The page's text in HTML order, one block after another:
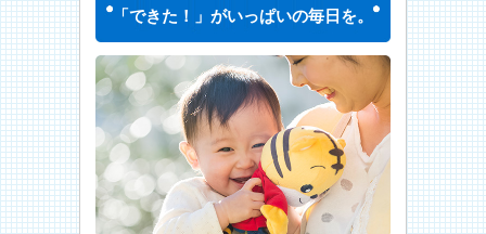
「できた！」がいっぱいの毎日を。